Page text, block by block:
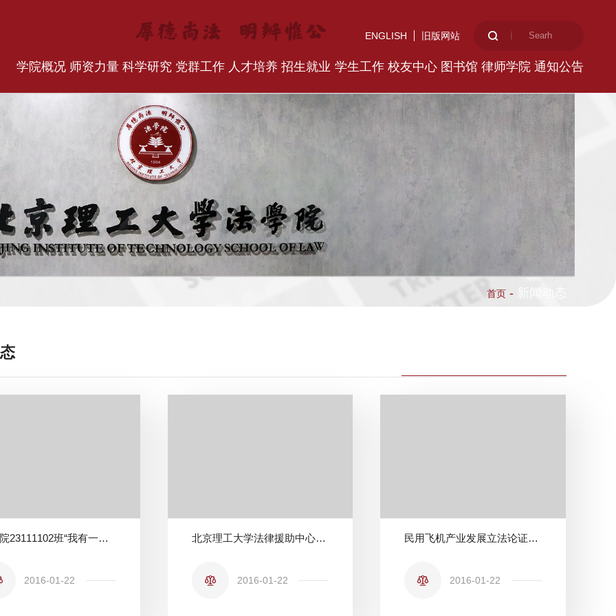
ENGLISH 旧版网站
学院概况 师资力量 科学研究 党群工作 人才培养 招生就业 学生工作 校友中心 图书馆 律师学院 通知公告
首页 -
法学院23111102班“我有一个梦”德育开题报告会圆满落幕
2016-01-22
北京理工大学法律援助中心成员到中国政法大学法律援助中心调研
2016-01-22
民用飞机产业发展立法论证会在北理工召开
2016-01-22